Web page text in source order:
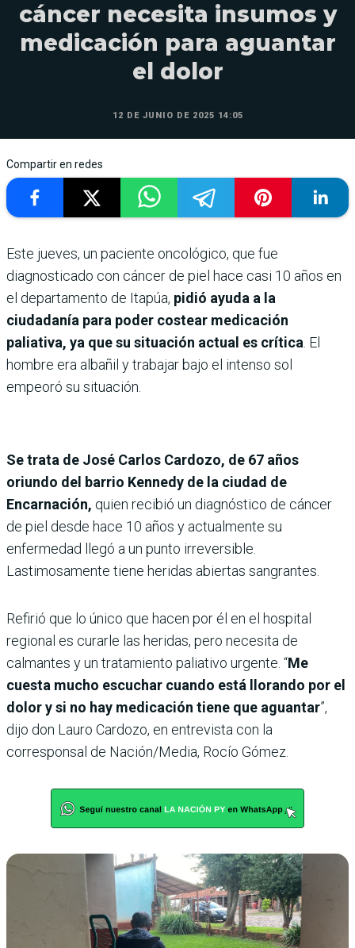
cáncer necesita insumos y
medicación para aguantar
el dolor
12 DE JUNIO DE 2025 14:05
Compartir en redes
Este jueves, un paciente oncológico, que fue
diagnosticado con cáncer de piel hace casi 10 años en
el departamento de Itapúa, pidió ayuda a la
ciudadanía para poder costear medicación
paliativa, ya que su situación actual es crítica . El
hombre era albañil y trabajar bajo el intenso sol
empeoró su situación.
Se trata de José Carlos Cardozo, de 67 años
oriundo del barrio Kennedy de la ciudad de
Encarnación, quien recibió un diagnóstico de cáncer
de piel desde hace 10 años y actualmente su
enfermedad llegó a un punto irreversible.
Lastimosamente tiene heridas abiertas sangrantes.
Refirió que lo único que hacen por él en el hospital
regional es curarle las heridas, pero necesita de
calmantes y un tratamiento paliativo urgente. “Me
cuesta mucho escuchar cuando está llorando por el
dolor y si no hay medicación tiene que aguantar”,
dijo don Lauro Cardozo, en entrevista con la
corresponsal de Nación/Media, Rocío Gómez.